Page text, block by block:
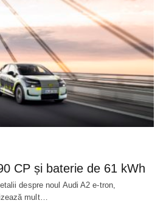
CP și baterie de 61 kWh
despre noul Audi A2 e-tron,
mult…